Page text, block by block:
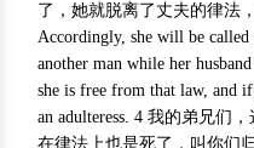
了，她就脱离了丈夫的律法
Accordingly, she will be called
another man while her
she is free from that law, and
an adulteress. 4 我的弟兄们
在律法上也是死了，叫你们